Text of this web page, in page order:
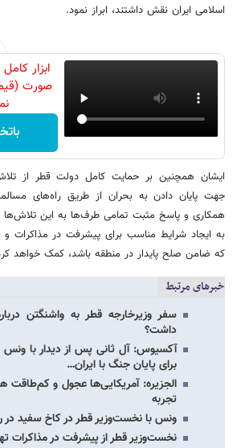
اسلامی ایران نقش داشتند، ابراز نمود.
ابزار
صورت
ایشان همچنین بر حمایت کامل دولت قطر از
جهت پایان دادن به بحران از طریق راه‌های
همکاری و پاسخ مثبت تمامی طرف‌ها به این تلاش‌ها
به ایجاد شرایط مناسب برای پیشرفت در مذاکرات
که ضامن صلح پایدار در منطقه باشد، کمک خواهد
خبرهای مرتبط
سفر وزیرخارجه قطر به واشنگتن
داشت؟
آکسیوس: آل ثانی پس از دیدار با ونس
برای پایان جنگ با ایران…
الجزیره: آمریکایی‌ها عجول و کم‌طاقت
تجربه
ونس با نخست‌وزیر قطر در کاخ سفید در
نخست‌وزیر قطر از پیشرفت در مذاکرات